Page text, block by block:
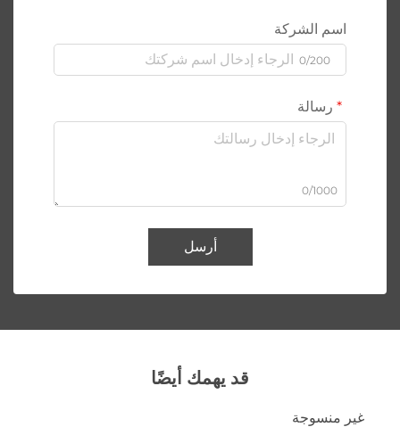
اسم الشركة
0/200
رسالة
0/1000
أرسل
قد يهمك أيضًا
غير منسوجة